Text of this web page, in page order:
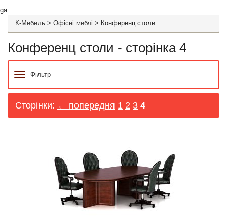
ga
К-Мебель > Офісні меблі > Конференц столи
Конференц столи - сторінка 4
Фільтр
Сторінки: ← попередня 1 2 3 4